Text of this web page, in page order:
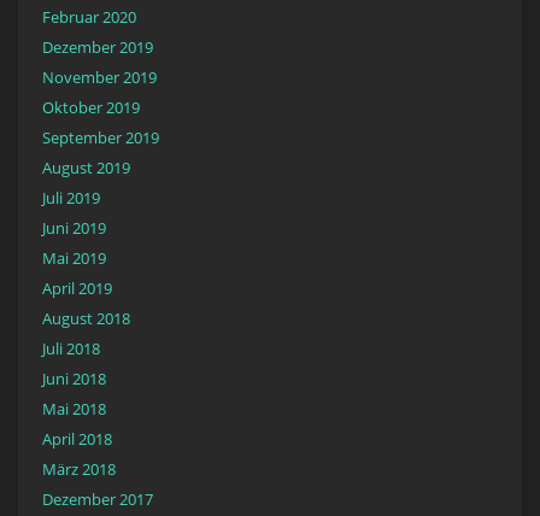
Februar 2020
Dezember 2019
November 2019
Oktober 2019
September 2019
August 2019
Juli 2019
Juni 2019
Mai 2019
April 2019
August 2018
Juli 2018
Juni 2018
Mai 2018
April 2018
März 2018
Dezember 2017